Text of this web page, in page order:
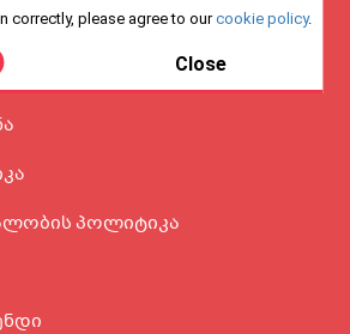
გაყიდვები
რეგისტრაცია
პოლიტიკა
correctly, please agree to ourcookie policy.
Close